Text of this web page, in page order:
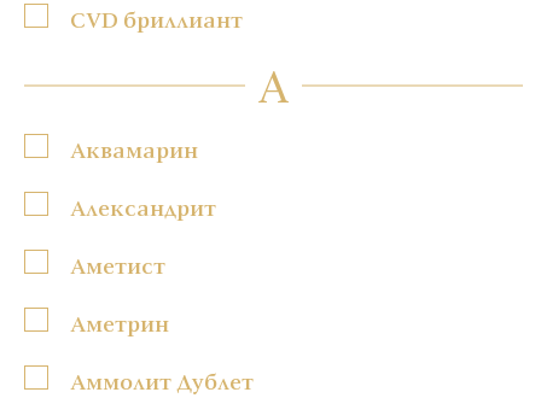
CVD бриллиант
А
Аквамарин
Александрит
Аметист
Аметрин
Аммолит Дублет